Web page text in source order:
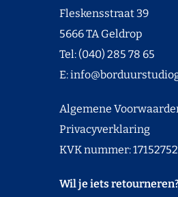
Fleskensstraat 39
5666 TA Geldrop
Tel: (040) 285 78 65
E:
Algemene
Privacyverklaring
KVK nummer: 17152752
Wil je iets